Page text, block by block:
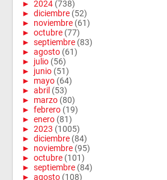
► 2024 (738)
► diciembre (52)
► noviembre (61)
► octubre (77)
► septiembre (83)
► agosto (61)
► julio (56)
► junio (51)
► mayo (64)
► abril (53)
► marzo (80)
► febrero (19)
► enero (81)
► 2023 (1005)
► diciembre (84)
► noviembre (95)
► octubre (101)
► septiembre (84)
► agosto (108)